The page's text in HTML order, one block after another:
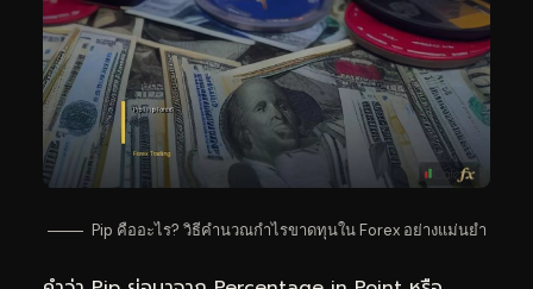
Pip คืออะไร? วิธีคำนวณกำไรขาดทุนใน Forex อย่างแม่นยำ